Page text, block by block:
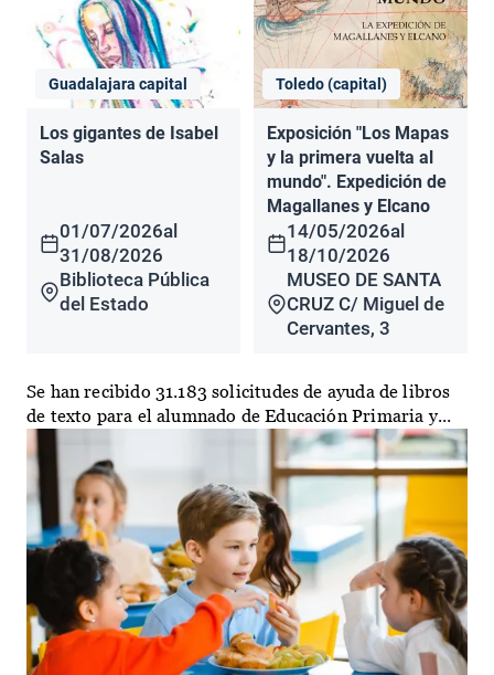
Guadalajara capital
Los gigantes de Isabel
Salas
01/07/2026al
31/08/2026
Biblioteca Pública
del Estado
Toledo (capital)
Exposición "Los Mapas
y la primera vuelta al
mundo". Expedición de
Magallanes y Elcano
14/05/2026al
18/10/2026
MUSEO DE SANTA
CRUZ C/ Miguel de
Cervantes, 3
Se han recibido 31.183 solicitudes de ayuda de libros
de texto para el alumnado de Educación Primaria y...